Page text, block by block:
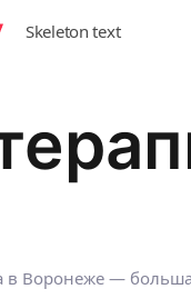
в Воронеже —